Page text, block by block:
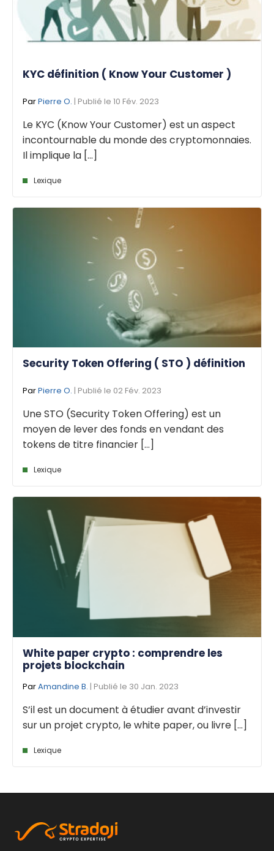
KYC définition ( Know Your Customer )
ParPierre O. | Publié le 10 Fév. 2023
Le KYC (Know Your Customer) est un aspect
incontournable du monde des cryptomonnaies.
Il implique la [...]
Lexique
Security Token Offering ( STO ) définition
ParPierre O. | Publié le 02 Fév. 2023
Une STO (Security Token Offering) est un
moyen de lever des fonds en vendant des
tokens de titre financier [...]
Lexique
White paper crypto : comprendre les
projets blockchain
ParAmandine B. | Publié le 30 Jan. 2023
S’il est un document à étudier avant d’investir
sur un projet crypto, le white paper, ou livre [...]
Lexique